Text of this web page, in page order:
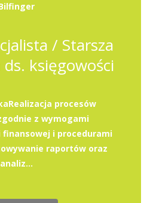
/ Starsza
księgowości
procesów
z wymogami
finansowej i procedurami
raportów oraz
analiz...